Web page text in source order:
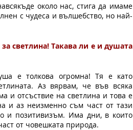
около нас, стига да имаме
с чудеса и вълшебство, но най-
светлина! Такава ли е и душата
е толкова огромна! Тя е като
Аз вярвам, че във всяка
и отсъствие на светлина и това е
и аз неизменно съм част от тази
и позитивизъм. Има дни, в които
от човешката природа.